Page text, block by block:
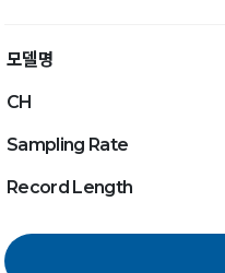
모델명
CH
Sampling Rate
Record Length